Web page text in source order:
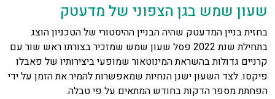
שעון שמש בגן הצפוני של מדעטק
בחזית בניין המדעטק שהיה הבניין ההיסטורי של הטכניון הוצג
בתחילת שנת 2022 פסל שעון שמש שמזכיר בצורתו ראש שור עם
קרניים גדולות בהשראת המינוטאור שמופעי ביצירותיו של פאבלו
פיקסו. לצד השעון ישנן הנחיות שמאפשרות להמיר את הזמן על ידי
הפחתת מספר הדקות בחודש המתאים על פי טבלה.